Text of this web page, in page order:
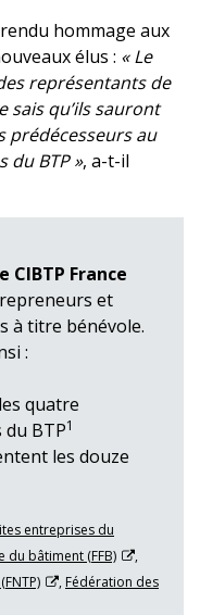
hommage aux
élus : « Le
représentants de
sais qu’ils sauront
prédécesseurs au
du BTP », a-t-il
CIBTP France
et
à titre bénévole.
:
quatre
BTP1
les douze
entreprises du
du bâtiment (FFB)
,
, Fédération des